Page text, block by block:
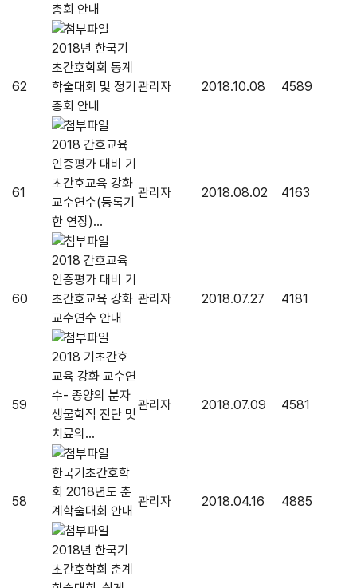
총회 안내
62
2018년 한국기
초간호학회 동계
학술대회 및 정기
총회 안내
관리자 2018.10.08 4589
61
2018 간호교육
인증평가 대비 기
초간호교육 강화
교수연수(등록기
한 연장)...
관리자 2018.08.02 4163
60
2018 간호교육
인증평가 대비 기
초간호교육 강화
교수연수 안내
관리자 2018.07.27 4181
59
2018 기초간호
교육 강화 교수연
수- 종양의 분자
생물학적 진단 및
치료의...
관리자 2018.07.09 4581
58
한국기초간호학
회 2018년도 춘
계학술대회 안내
관리자 2018.04.16 4885
2018년 한국기
초간호학회 춘계